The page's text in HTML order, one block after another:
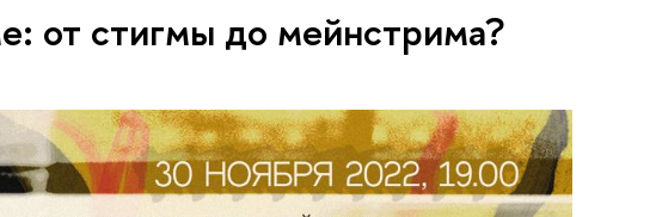
от стигмы до мейнстрима?